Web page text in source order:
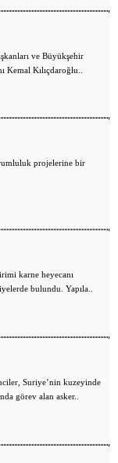
ve Büyükşehir
Kemal Kılıçdaroğlu..
projelerine bir
karne heyecanı
bulundu. Yapıla..
Suriye’nin kuzeyinde
görev alan asker..